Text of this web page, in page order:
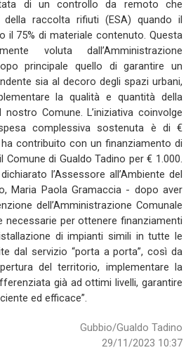
di un controllo da remoto che
raccolta rifiuti (ESA) quando il
il 75% di materiale contenuto. Questa
voluta dall’Amministrazione
principale quello di garantire un
sia al decoro degli spazi urbani,
la qualità e quantità della
Comune. L’iniziativa coinvolge
complessiva sostenuta è di €
ha contribuito con un finanziamento di
Comune di Gualdo Tadino per € 1.000.
l’Assessore all’Ambiente del
Maria Paola Gramaccia - dopo aver
dell’Amministrazione Comunale
necessarie per ottenere finanziamenti
di impianti simili in tutte le
dal servizio “porta a porta”, così da
del territorio, implementare la
già ad ottimi livelli, garantire
ed efficace”.
Gubbio/Gualdo Tadino
29/11/2023 10:37